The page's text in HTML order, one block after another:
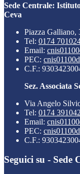
Sede Centrale:
Ceva
Piazza
Tel: 0174
Email:
PEC:
C.F.:
Sez. Associata
Via Angelo
Tel: 0174 391042
Email:
PEC:
C.F.:
Seguici su - Sede